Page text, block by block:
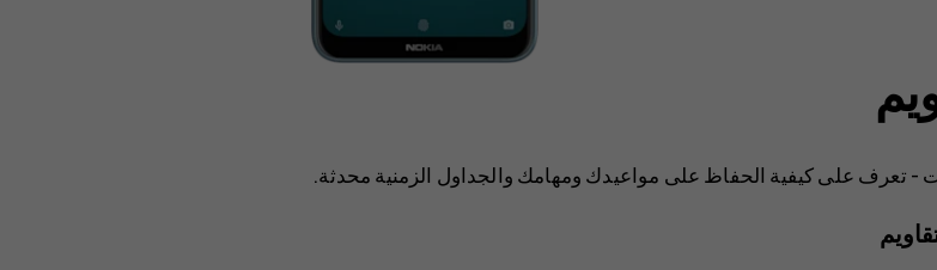
- تعرف على كيفية الحفاظ على مواعيدك ومهامك والجداول الزمنية محدثة.